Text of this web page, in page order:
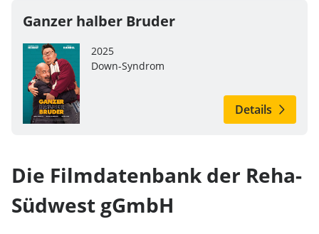
Ganzer halber Bruder
2025
Down-Syndrom
Details
Die Filmdatenbank der Reha-
Südwest gGmbH